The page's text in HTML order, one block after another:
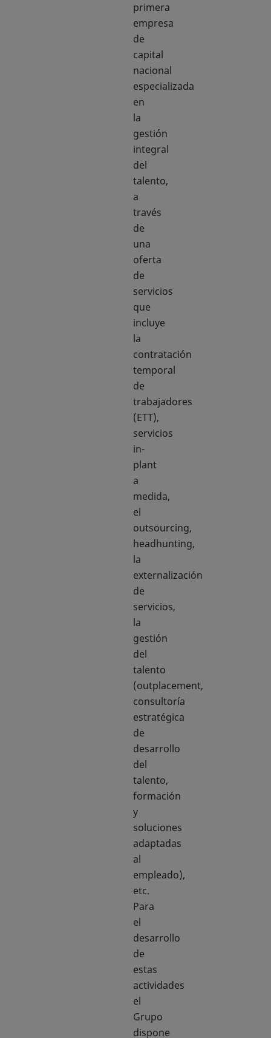
primera
empresa
de
capital
nacional
especializada
en
la
gestión
integral
del
talento,
a
través
de
una
oferta
de
servicios
que
incluye
la
contratación
temporal
de
trabajadores
(ETT),
servicios
in-
plant
a
medida,
el
outsourcing,
headhunting,
la
externalización
de
servicios,
la
gestión
del
talento
(outplacement,
consultoría
estratégica
de
desarrollo
del
talento,
formación
y
soluciones
adaptadas
al
empleado),
etc.
Para
el
desarrollo
de
estas
actividades
el
Grupo
dispone